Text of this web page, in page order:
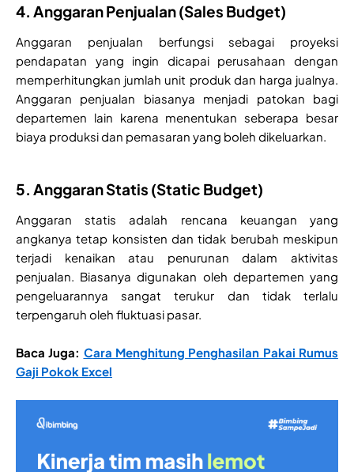
4. Anggaran Penjualan (Sales Budget)
Anggaran penjualan berfungsi sebagai proyeksi
pendapatan yang ingin dicapai perusahaan dengan
memperhitungkan jumlah unit produk dan harga jualnya.
Anggaran penjualan biasanya menjadi patokan bagi
departemen lain karena menentukan seberapa besar
biaya produksi dan pemasaran yang boleh dikeluarkan.
5. Anggaran Statis (Static Budget)
Anggaran statis adalah rencana keuangan yang
angkanya tetap konsisten dan tidak berubah meskipun
terjadi kenaikan atau penurunan dalam aktivitas
penjualan. Biasanya digunakan oleh departemen yang
pengeluarannya sangat terukur dan tidak terlalu
terpengaruh oleh fluktuasi pasar.
Baca Juga: Cara Menghitung Penghasilan Pakai Rumus
Gaji Pokok Excel